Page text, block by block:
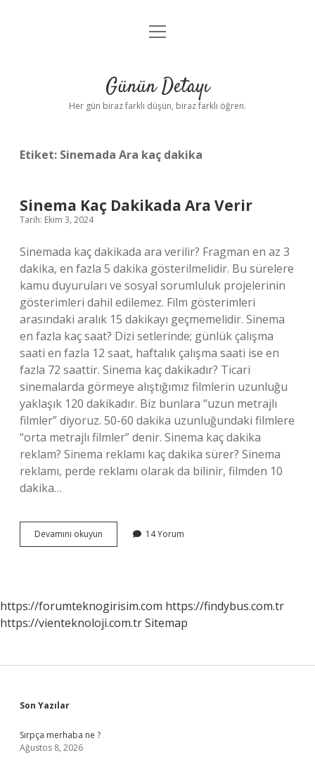
Anasayfa
Yasal Uyarı
menüyü
Günün Detayı
Her gün biraz farklı düşün, biraz farklı öğren.
Etiket: Sinemada Ara kaç dakika
Sinema Kaç Dakikada Ara Verir
Tarih: Ekim 3, 2024
Sinemada kaç dakikada ara verilir? Fragman en az 3
dakika, en fazla 5 dakika gösterilmelidir. Bu sürelere
kamu duyuruları ve sosyal sorumluluk projelerinin
gösterimleri dahil edilemez. Film gösterimleri
arasındaki aralık 15 dakikayı geçmemelidir. Sinema
en fazla kaç saat? Dizi setlerinde; günlük çalışma
saati en fazla 12 saat, haftalık çalışma saati ise en
fazla 72 saattir. Sinema kaç dakikadır? Ticari
sinemalarda görmeye alıştığımız filmlerin uzunluğu
yaklaşık 120 dakikadır. Biz bunlara “uzun metrajlı
filmler” diyoruz. 50-60 dakika uzunluğundaki filmlere
“orta metrajlı filmler” denir. Sinema kaç dakika
reklam? Sinema reklamı kaç dakika sürer? Sinema
reklamı, perde reklamı olarak da bilinir, filmden 10
dakika…
Devamını okuyun
Kaç
14 Yorum
https://forumteknogirisim.com https://findybus.com.tr
https://vienteknoloji.com.trSitemap
Sidebar
Son Yazılar
Sırpça merhaba ne ?
Ağustos 8, 2026